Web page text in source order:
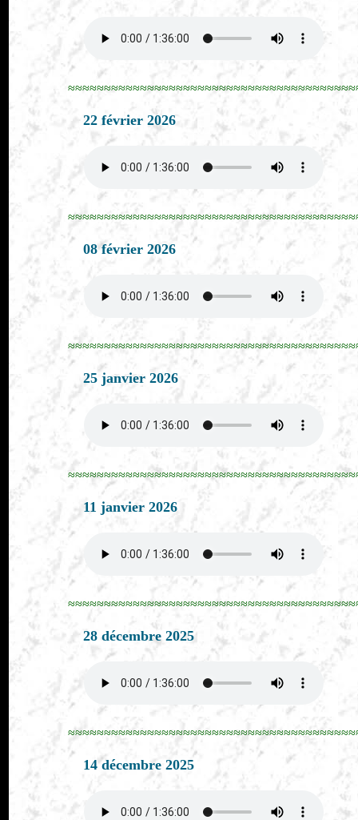
22 février 2026
08 février 2026
25 janvier 2026
11 janvier 2026
28 décembre 2025
14 décembre 2025